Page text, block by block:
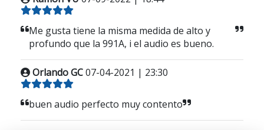
Me gusta tiene la misma medida de alto y
profundo que la 991A, i el audio es bueno.
Orlando GC07-04-2021 | 23:30
buen audio perfecto muy contento